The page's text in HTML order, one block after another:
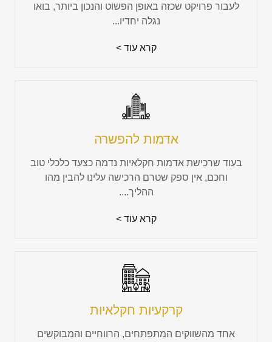
לעבור פרויקט שכזה באופן הפשוט והנכון ביותר, בואו
נגלה יחדיו...
קרא עוד >
אדמות להפשרה
בעוד שרכישת אדמות חקלאיות נדמה כצעד כלכלי טוב
וחכם, אין ספק שטרם הרכישה עלינו להבין מהו
ההליך....
קרא עוד >
קרקעיות חקלאיות
אחד מהשווקים המתפתחים, הרווחיים והמבוקשים